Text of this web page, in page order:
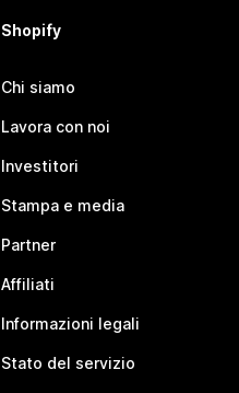
Shopify
Chi siamo
Lavora con noi
Investitori
Stampa e media
Partner
Affiliati
Informazioni legali
Stato del servizio